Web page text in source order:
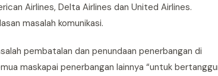
Airlines, Delta Airlines dan United Airlines.
masalah komunikasi.
pembatalan dan penundaan penerbangan di
maskapai penerbangan lainnya “untuk